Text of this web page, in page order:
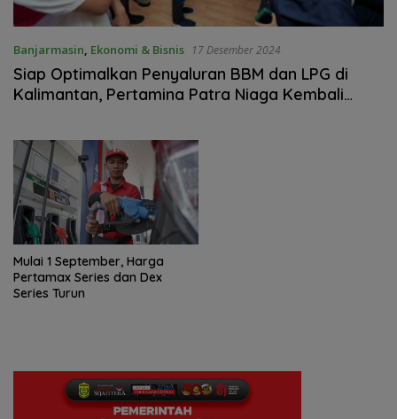
Banjarmasin, Ekonomi & Bisnis 17 Desember 2024
Siap Optimalkan Penyaluran BBM dan LPG di
Kalimantan, Pertamina Patra Niaga Kembali
Mulai 1 September, Harga
Pertamax Series dan Dex
Series Turun